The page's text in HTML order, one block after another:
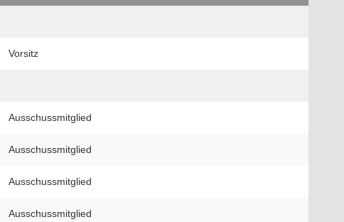
Vorsitz
Ausschussmitglied
Ausschussmitglied
Ausschussmitglied
Ausschussmitglied